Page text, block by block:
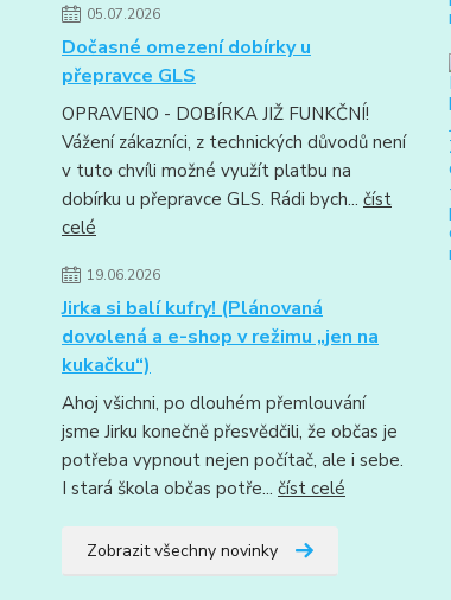
05.07.2026
Dočasné omezení dobírky u
přepravce GLS
OPRAVENO - DOBÍRKA JIŽ FUNKČNÍ!
Vážení zákazníci, z technických důvodů není
v tuto chvíli možné využít platbu na
dobírku u přepravce GLS. Rádi bych... číst
celé
19.06.2026
Jirka si balí kufry! (Plánovaná
dovolená a e-shop v režimu „jen na
kukačku“)
Ahoj všichni, po dlouhém přemlouvání
jsme Jirku konečně přesvědčili, že občas je
potřeba vypnout nejen počítač, ale i sebe.
I stará škola občas potře... číst celé
Zobrazit všechny novinky